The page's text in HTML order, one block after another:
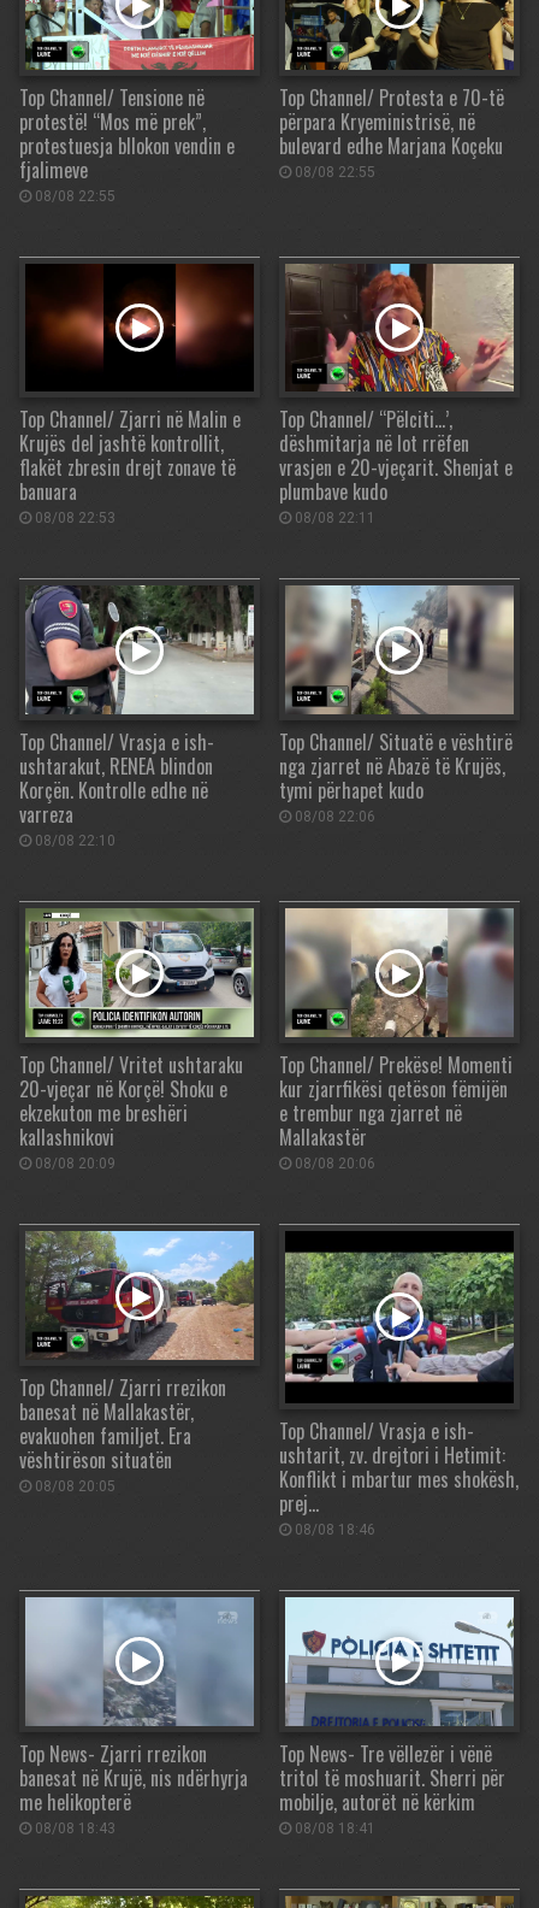
Top Channel/ Tensione në
protestë! “Mos më prek”,
protestuesja bllokon vendin e
fjalimeve
08/08 22:55
Top Channel/ Protesta e 70-të
përpara Kryeministrisë, në
bulevard edhe Marjana Koçeku
08/08 22:55
Top Channel/ Zjarri në Malin e
Krujës del jashtë kontrollit,
flakët zbresin drejt zonave të
banuara
08/08 22:53
Top Channel/ “Pëlciti…’,
dëshmitarja në lot rrëfen
vrasjen e 20-vjeçarit. Shenjat e
plumbave kudo
08/08 22:11
Top Channel/ Vrasja e ish-
ushtarakut, RENEA blindon
Korçën. Kontrolle edhe në
varreza
08/08 22:10
Top Channel/ Situatë e vështirë
nga zjarret në Abazë të Krujës,
tymi përhapet kudo
08/08 22:06
Top Channel/ Vritet ushtaraku
20-vjeçar në Korçë! Shoku e
ekzekuton me breshëri
kallashnikovi
08/08 20:09
Top Channel/ Prekëse! Momenti
kur zjarrfikësi qetëson fëmijën
e trembur nga zjarret në
Mallakastër
08/08 20:06
Top Channel/ Zjarri rrezikon
banesat në Mallakastër,
evakuohen familjet. Era
vështirëson situatën
08/08 20:05
Top Channel/ Vrasja e ish-
ushtarit, zv. drejtori i Hetimit:
Konflikt i mbartur mes shokësh,
prej…
08/08 18:46
Top News- Zjarri rrezikon
banesat në Krujë, nis ndërhyrja
me helikopterë
08/08 18:43
Top News- Tre vëllezër i vënë
tritol të moshuarit. Sherri për
mobilje, autorët në kërkim
08/08 18:41